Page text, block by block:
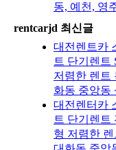
동, 예천, 영
rentcarjd 최신글
대전렌트카
트 단기렌트
저렴한 렌트
화동 중앙동
대전렌터카
트 단기렌트
형 저렴한